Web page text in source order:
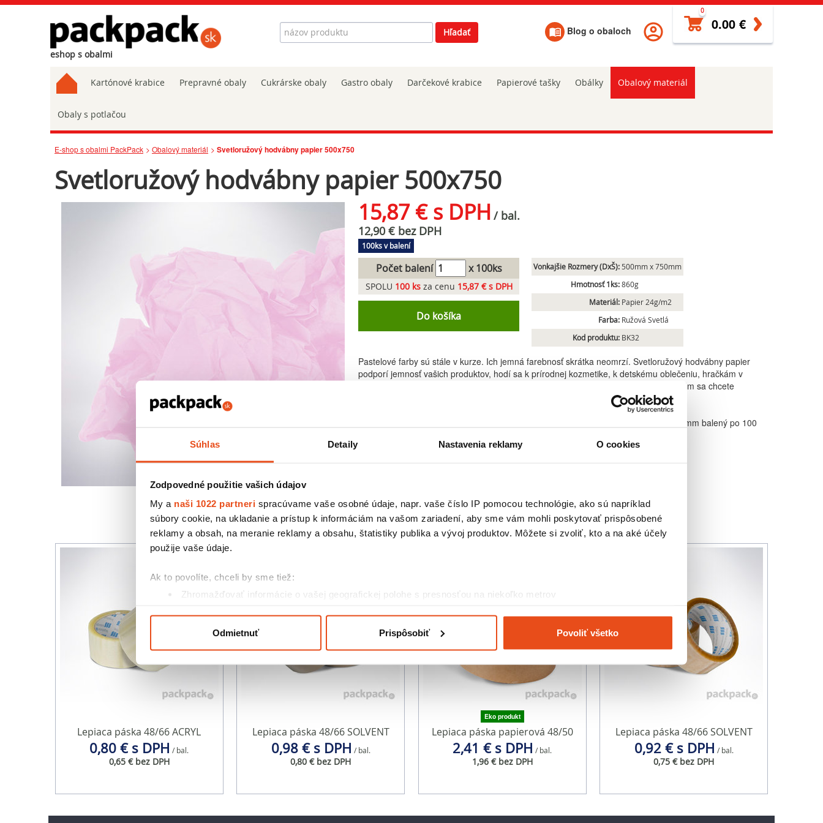
Súhlas Detaily Nastavenia reklamy O cookies
Zodpovedné použitie vašich údajov
My a naši 1022 partneri spracúvame vaše osobné údaje, napr. vaše číslo IP pomocou technológie, ako sú napríklad
súbory cookie, na ukladanie a prístup k informáciám na vašom zariadení, aby sme vám mohli poskytovať prispôsobené
reklamy a obsah, na meranie reklamy a obsahu, štatistiky publika a vývoj produktov. Môžete si zvoliť, kto a na aké účely
použije vaše údaje.
Ak to povolíte, chceli by sme tiež:
Zhromažďovať informácie o vašej geografickej polohe s presnosťou na niekoľko metrov
kedykoľvek zmeniť alebo odvolať cez Vyhlásenie o používaní súborov cookie.
Na prispôsobenie obsahu a reklám, poskytovanie funkcií sociálnych médií a analýzu návštevnosti používame súbory
cookie. Informácie o tom, ako používate naše webové stránky, poskytujeme aj našim partnerom v oblasti sociálnych
médií, inzercie a analýzy. Títo partneri môžu príslušné informácie skombinovať s ďalšími údajmi, ktoré ste im poskytli
Odmietnuť Prispôsobiť Povoliť všetko
eshop s obalmi
Hľadať Hľadať Blog o obaloch
0
0.00 €
Kartónové krabice Prepravné obaly Cukrárske obaly Gastro obaly Darčekové krabice Papierové tašky Obálky Obalový materiál
Obaly s potlačou
E-shop s obalmi PackPack Obalový materiál Svetloružový hodvábny papier 500x750
Svetloružový hodvábny papier 500x750
15,87 € s DPH / bal.
12,90 € bez DPH
100ks v balení
Počet balení x 100ks
SPOLU 100ksza cenu 15,87 € s DPH
Do košíka
Vonkajšie Rozmery (DxŠ): 500mm x 750mm
Hmotnosť 1ks: 860g
Materiál: Papier 24g/m2
Farba: Ružová Svetlá
Kod produktu: BK32
Pastelové farby sú stále v kurze. Ich jemná farebnosť skrátka neomrzí. Svetloružový hodvábny papier
podporí jemnosť vašich produktov, hodí sa k prírodnej kozmetike, k detskému oblečeniu, hračkám v
kombinácii s hnedou krabicou, papierovými vizitkami či darčekmi bude balením, ktorým sa chcete
V našej ponuke nájdete svetložltý hodvábny papier v hárkoch s veľkosťou 500 x 750 mm balený po 100
Podobné produkty
Lepiaca páska 48/66 ACRYL
0,80 € s DPH / bal.
0,65 € bez DPH
Lepiaca páska 48/66 SOLVENT
0,98 € s DPH / bal.
0,80 € bez DPH
Eko produkt
Lepiaca páska papierová 48/50
2,41 € s DPH / bal.
1,96 € bez DPH
Lepiaca páska 48/66 SOLVENT
0,92 € s DPH / bal.
0,75 € bez DPH